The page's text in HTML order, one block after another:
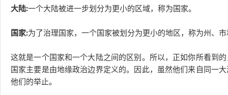
大陆:一个大陆被进一步划分为更小的区域，称为国家。
国家:为了治理国家，一个国家被划分为更小的地区，称为州、
这就是一个国家和一个大陆之间的区别。所以，正如你所看到
国家主要是由地缘政治边界定义的。因此，虽然他们来自同一
他们的举止。